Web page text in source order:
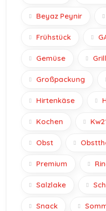
Beyaz Peynir
Frühstück
Gemüse
Großpackung
Hirtenkäse
Kochen
Obst
Premium
Salzlake
Snack